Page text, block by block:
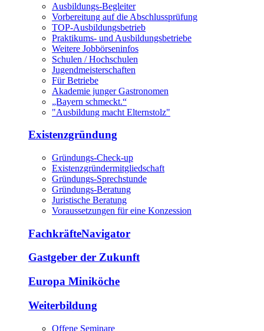
Ausbildungs-Begleiter
Vorbereitung auf die Abschlussprüfung
TOP-Ausbildungsbetrieb
Praktikums- und Ausbildungsbetriebe
Weitere Jobbörseninfos
Schulen / Hochschulen
Jugendmeisterschaften
Für Betriebe
Akademie junger Gastronomen
„Bayern schmeckt.“
"Ausbildung macht Elternstolz"
Existenzgründung
Gründungs-Check-up
Existenzgründermitgliedschaft
Gründungs-Sprechstunde
Gründungs-Beratung
Juristische Beratung
Voraussetzungen für eine Konzession
FachkräfteNavigator
Gastgeber der Zukunft
Europa Miniköche
Weiterbildung
Offene Seminare